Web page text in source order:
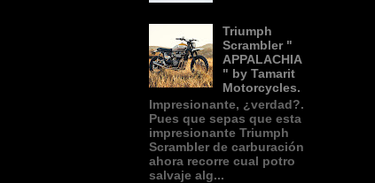
Triumph
Scrambler "
APPALACHIA
" by Tamarit
Motorcycles.
Impresionante, ¿verdad?.
Pues que sepas que esta
impresionante Triumph
Scrambler de carburación
ahora recorre cual potro
salvaje alg...